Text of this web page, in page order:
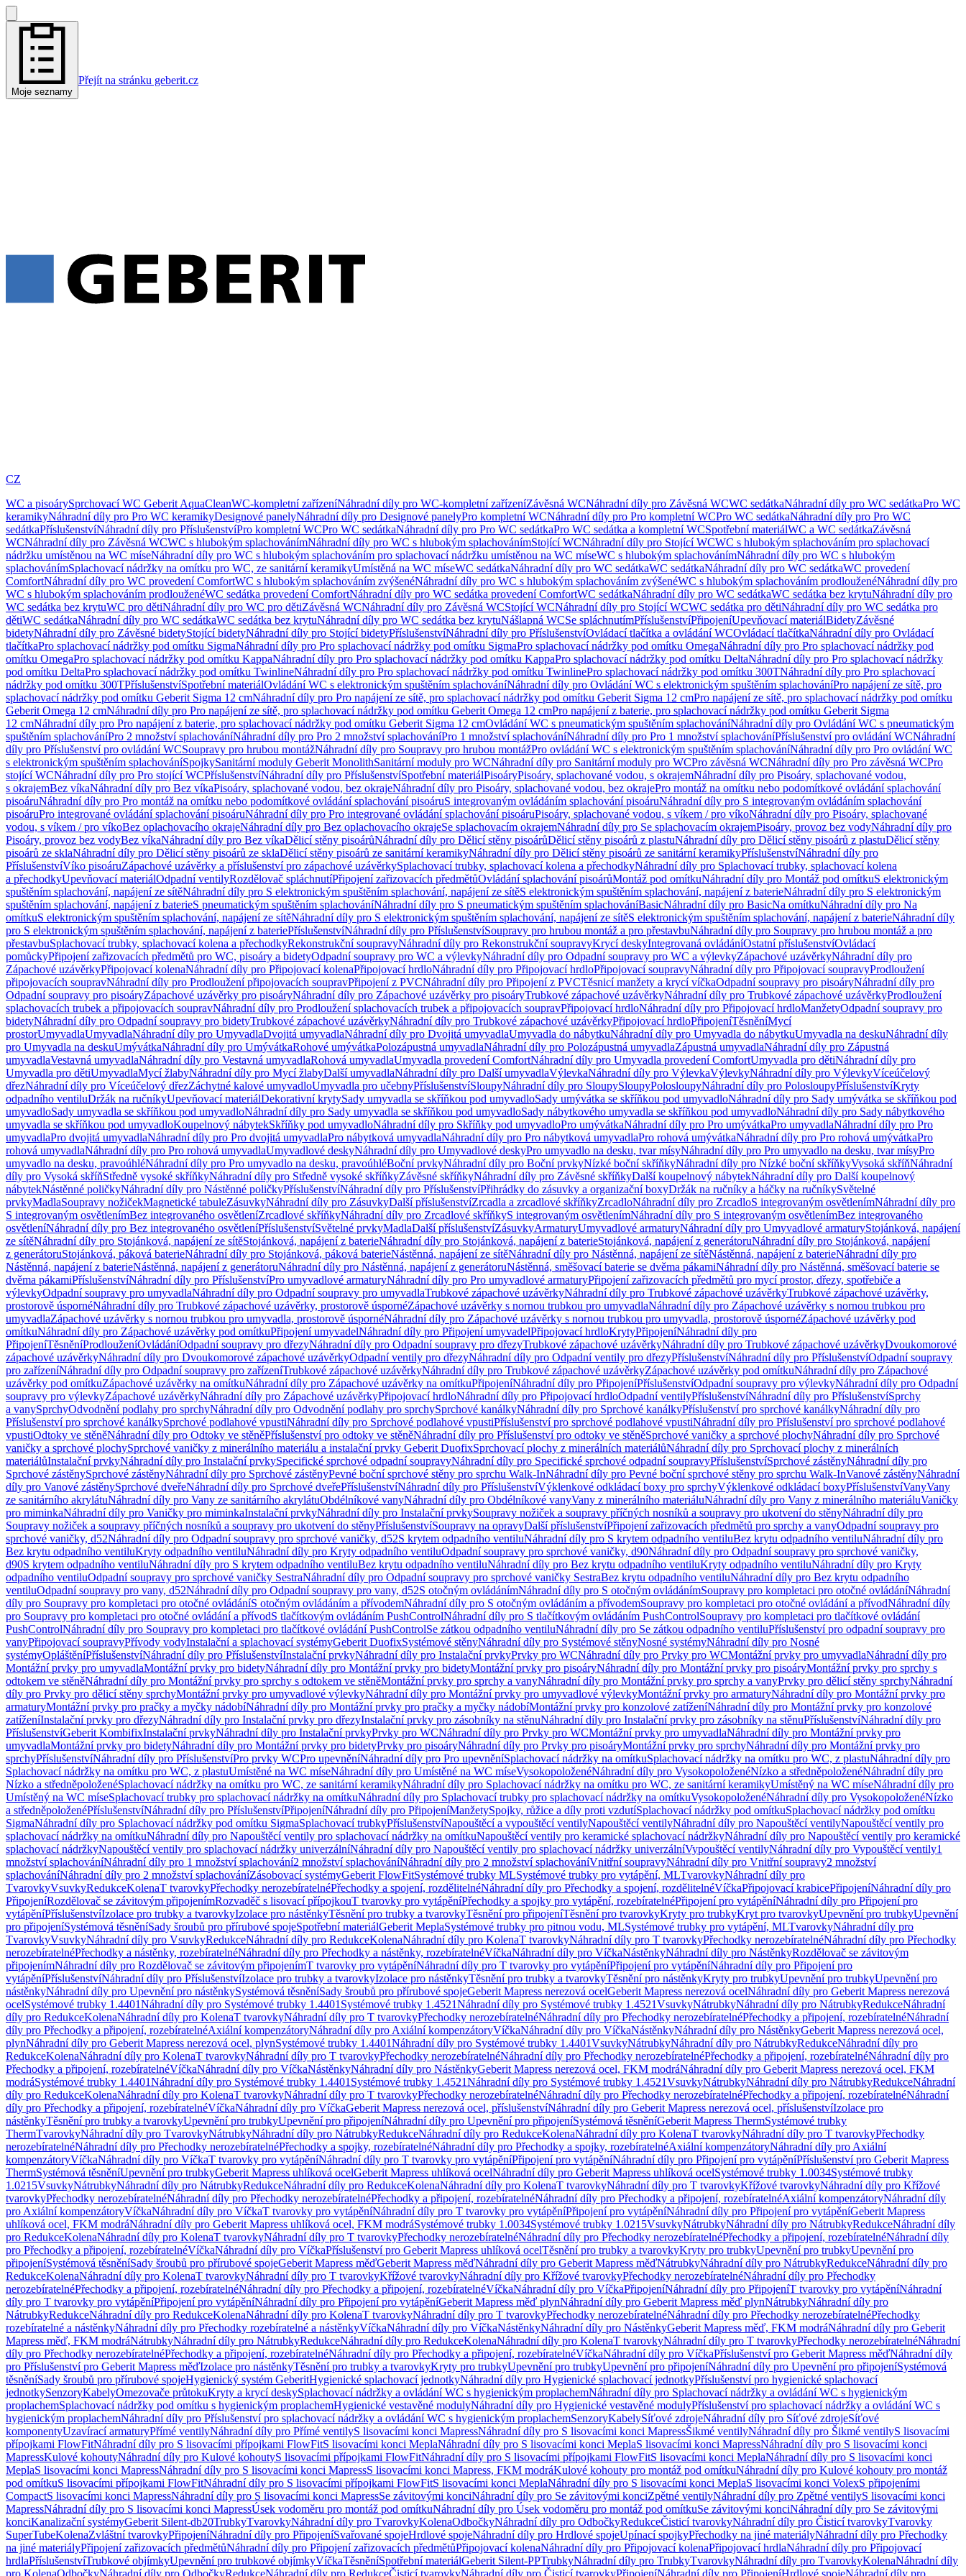
Moje seznamy
Přejít na stránku geberit.cz
CZ
WC a pisoárySprchovací WC Geberit AquaCleanWC-kompletní zařízeníNáhradní díly pro WC-kompletní zařízeníZávěsná WCNáhradní díly pro Závěsná WCWC sedátkaNáhradní díly pro WC sedátkaPro WC
keramikyNáhradní díly pro Pro WC keramikyDesignové panelyNáhradní díly pro Designové panelyPro kompletní WCNáhradní díly pro Pro kompletní WCPro WC sedátkaNáhradní díly pro Pro WC
sedátkaPříslušenstvíNáhradní díly pro PříslušenstvíPro kompletní WCPro WC sedátkaNáhradní díly pro Pro WC sedátkaPro WC sedátka a kompletní WCSpotřební materiálWC a WC sedátkaZávěsná
WCNáhradní díly pro Závěsná WCWC s hlubokým splachovánímNáhradní díly pro WC s hlubokým splachovánímStojící WCNáhradní díly pro Stojící WCWC s hlubokým splachováním pro splachovací
nádržku umístěnou na WC míseNáhradní díly pro WC s hlubokým splachováním pro splachovací nádržku umístěnou na WC míseWC s hlubokým splachovánímNáhradní díly pro WC s hlubokým
splachovánímSplachovací nádržky na omítku pro WC, ze sanitární keramikyUmístěná na WC míseWC sedátkaNáhradní díly pro WC sedátkaWC sedátkaNáhradní díly pro WC sedátkaWC provedení
ComfortNáhradní díly pro WC provedení ComfortWC s hlubokým splachováním zvýšenéNáhradní díly pro WC s hlubokým splachováním zvýšenéWC s hlubokým splachováním prodlouženéNáhradní díly pro
WC s hlubokým splachováním prodlouženéWC sedátka provedení ComfortNáhradní díly pro WC sedátka provedení ComfortWC sedátkaNáhradní díly pro WC sedátkaWC sedátka bez krytuNáhradní díly pro
WC sedátka bez krytuWC pro dětiNáhradní díly pro WC pro dětiZávěsná WCNáhradní díly pro Závěsná WCStojící WCNáhradní díly pro Stojící WCWC sedátka pro dětiNáhradní díly pro WC sedátka pro
dětiWC sedátkaNáhradní díly pro WC sedátkaWC sedátka bez krytuNáhradní díly pro WC sedátka bez krytuNášlapná WCSe spláchnutímPříslušenstvíPřipojeníUpevňovací materiálBidetyZávěsné
bidetyNáhradní díly pro Závěsné bidetyStojící bidetyNáhradní díly pro Stojící bidetyPříslušenstvíNáhradní díly pro PříslušenstvíOvládací tlačítka a ovládání WCOvládací tlačítkaNáhradní díly pro Ovládací
tlačítkaPro splachovací nádržky pod omítku SigmaNáhradní díly pro Pro splachovací nádržky pod omítku SigmaPro splachovací nádržky pod omítku OmegaNáhradní díly pro Pro splachovací nádržky pod
omítku OmegaPro splachovací nádržky pod omítku KappaNáhradní díly pro Pro splachovací nádržky pod omítku KappaPro splachovací nádržky pod omítku DeltaNáhradní díly pro Pro splachovací nádržky
pod omítku DeltaPro splachovací nádržky pod omítku TwinlineNáhradní díly pro Pro splachovací nádržky pod omítku TwinlinePro splachovací nádržky pod omítku 300TNáhradní díly pro Pro splachovací
nádržky pod omítku 300TPříslušenstvíSpotřební materiálOvládání WC s elektronickým spuštěním splachováníNáhradní díly pro Ovládání WC s elektronickým spuštěním splachováníPro napájení ze sítě, pro
splachovací nádržky pod omítku Geberit Sigma 12 cmNáhradní díly pro Pro napájení ze sítě, pro splachovací nádržky pod omítku Geberit Sigma 12 cmPro napájení ze sítě, pro splachovací nádržky pod omítku
Geberit Omega 12 cmNáhradní díly pro Pro napájení ze sítě, pro splachovací nádržky pod omítku Geberit Omega 12 cmPro napájení z baterie, pro splachovací nádržky pod omítku Geberit Sigma
12 cmNáhradní díly pro Pro napájení z baterie, pro splachovací nádržky pod omítku Geberit Sigma 12 cmOvládání WC s pneumatickým spuštěním splachováníNáhradní díly pro Ovládání WC s pneumatickým
spuštěním splachováníPro 2 množství splachováníNáhradní díly pro Pro 2 množství splachováníPro 1 množství splachováníNáhradní díly pro Pro 1 množství splachováníPříslušenství pro ovládání WCNáhradní
díly pro Příslušenství pro ovládání WCSoupravy pro hrubou montážNáhradní díly pro Soupravy pro hrubou montážPro ovládání WC s elektronickým spuštěním splachováníNáhradní díly pro Pro ovládání WC
s elektronickým spuštěním splachováníSpojkySanitární moduly Geberit MonolithSanitární moduly pro WCNáhradní díly pro Sanitární moduly pro WCPro závěsná WCNáhradní díly pro Pro závěsná WCPro
stojící WCNáhradní díly pro Pro stojící WCPříslušenstvíNáhradní díly pro PříslušenstvíSpotřební materiálPisoáryPisoáry, splachované vodou, s okrajemNáhradní díly pro Pisoáry, splachované vodou,
s okrajemBez víkaNáhradní díly pro Bez víkaPisoáry, splachované vodou, bez okrajeNáhradní díly pro Pisoáry, splachované vodou, bez okrajePro montáž na omítku nebo podomítkové ovládání splachování
pisoáruNáhradní díly pro Pro montáž na omítku nebo podomítkové ovládání splachování pisoáruS integrovaným ovládáním splachování pisoáruNáhradní díly pro S integrovaným ovládáním splachování
pisoáruPro integrované ovládání splachování pisoáruNáhradní díly pro Pro integrované ovládání splachování pisoáruPisoáry, splachované vodou, s víkem / pro víkoNáhradní díly pro Pisoáry, splachované
vodou, s víkem / pro víkoBez oplachovacího okrajeNáhradní díly pro Bez oplachovacího okrajeSe splachovacím okrajemNáhradní díly pro Se splachovacím okrajemPisoáry, provoz bez vodyNáhradní díly pro
Pisoáry, provoz bez vodyBez víkaNáhradní díly pro Bez víkaDělicí stěny pisoárůNáhradní díly pro Dělicí stěny pisoárůDělicí stěny pisoárů z plastuNáhradní díly pro Dělicí stěny pisoárů z plastuDělicí stěny
pisoárů ze sklaNáhradní díly pro Dělicí stěny pisoárů ze sklaDělicí stěny pisoárů ze sanitární keramikyNáhradní díly pro Dělicí stěny pisoárů ze sanitární keramikyPříslušenstvíNáhradní díly pro
PříslušenstvíVíko pisoáruZápachové uzávěrky a příslušenství pro zápachové uzávěrkySplachovací trubky, splachovací kolena a přechodkyNáhradní díly pro Splachovací trubky, splachovací kolena
a přechodkyUpevňovací materiálOdpadní ventilyRozdělovač spláchnutíPřipojení zařizovacích předmětůOvládání splachování pisoárůMontáž pod omítkuNáhradní díly pro Montáž pod omítkuS elektronickým
spuštěním splachování, napájení ze sítěNáhradní díly pro S elektronickým spuštěním splachování, napájení ze sítěS elektronickým spuštěním splachování, napájení z baterieNáhradní díly pro S elektronickým
spuštěním splachování, napájení z baterieS pneumatickým spuštěním splachováníNáhradní díly pro S pneumatickým spuštěním splachováníBasicNáhradní díly pro BasicNa omítkuNáhradní díly pro Na
omítkuS elektronickým spuštěním splachování, napájení ze sítěNáhradní díly pro S elektronickým spuštěním splachování, napájení ze sítěS elektronickým spuštěním splachování, napájení z baterieNáhradní díly
pro S elektronickým spuštěním splachování, napájení z bateriePříslušenstvíNáhradní díly pro PříslušenstvíSoupravy pro hrubou montáž a pro přestavbuNáhradní díly pro Soupravy pro hrubou montáž a pro
přestavbuSplachovací trubky, splachovací kolena a přechodkyRekonstrukční soupravyNáhradní díly pro Rekonstrukční soupravyKrycí deskyIntegrovaná ovládáníOstatní příslušenstvíOvládací
pomůckyPřipojení zařizovacích předmětů pro WC, pisoáry a bidetyOdpadní soupravy pro WC a výlevkyNáhradní díly pro Odpadní soupravy pro WC a výlevkyZápachové uzávěrkyNáhradní díly pro
Zápachové uzávěrkyPřipojovací kolenaNáhradní díly pro Připojovací kolenaPřipojovací hrdloNáhradní díly pro Připojovací hrdloPřipojovací soupravyNáhradní díly pro Připojovací soupravyProdloužení
připojovacích soupravNáhradní díly pro Prodloužení připojovacích soupravPřipojení z PVCNáhradní díly pro Připojení z PVCTěsnicí manžety a krycí víčkaOdpadní soupravy pro pisoáryNáhradní díly pro
Odpadní soupravy pro pisoáryZápachové uzávěrky pro pisoáryNáhradní díly pro Zápachové uzávěrky pro pisoáryTrubkové zápachové uzávěrkyNáhradní díly pro Trubkové zápachové uzávěrkyProdloužení
splachovacích trubek a připojovacích soupravNáhradní díly pro Prodloužení splachovacích trubek a připojovacích soupravPřipojovací hrdloNáhradní díly pro Připojovací hrdloManžetyOdpadní soupravy pro
bidetyNáhradní díly pro Odpadní soupravy pro bidetyTrubkové zápachové uzávěrkyNáhradní díly pro Trubkové zápachové uzávěrkyPřipojovací hrdloPřipojeníTěsněníMycí
prostorUmyvadlaUmyvadlaNáhradní díly pro UmyvadlaDvojitá umyvadlaNáhradní díly pro Dvojitá umyvadlaUmyvadla do nábytkuNáhradní díly pro Umyvadla do nábytkuUmyvadla na deskuNáhradní díly
pro Umyvadla na deskuUmývátkaNáhradní díly pro UmývátkaRohové umývátkaPolozápustná umyvadlaNáhradní díly pro Polozápustná umyvadlaZápustná umyvadlaNáhradní díly pro Zápustná
umyvadlaVestavná umyvadlaNáhradní díly pro Vestavná umyvadlaRohová umyvadlaUmyvadla provedení ComfortNáhradní díly pro Umyvadla provedení ComfortUmyvadla pro dětiNáhradní díly pro
Umyvadla pro dětiUmyvadlaMycí žlabyNáhradní díly pro Mycí žlabyDalší umyvadlaNáhradní díly pro Další umyvadlaVýlevkaNáhradní díly pro VýlevkaVýlevkyNáhradní díly pro VýlevkyVíceúčelový
dřezNáhradní díly pro Víceúčelový dřezZáchytné kalové umyvadloUmyvadla pro učebnyPříslušenstvíSloupyNáhradní díly pro SloupySloupyPolosloupyNáhradní díly pro PolosloupyPříslušenstvíKryty
odpadního ventiluDržák na ručníkyUpevňovací materiálDekorativní krytySady umyvadla se skříňkou pod umyvadloSady umývátka se skříňkou pod umyvadloNáhradní díly pro Sady umývátka se skříňkou pod
umyvadloSady umyvadla se skříňkou pod umyvadloNáhradní díly pro Sady umyvadla se skříňkou pod umyvadloSady nábytkového umyvadla se skříňkou pod umyvadloNáhradní díly pro Sady nábytkového
umyvadla se skříňkou pod umyvadloKoupelnový nábytekSkříňky pod umyvadloNáhradní díly pro Skříňky pod umyvadloPro umývátkaNáhradní díly pro Pro umývátkaPro umyvadlaNáhradní díly pro Pro
umyvadlaPro dvojitá umyvadlaNáhradní díly pro Pro dvojitá umyvadlaPro nábytková umyvadlaNáhradní díly pro Pro nábytková umyvadlaPro rohová umývátkaNáhradní díly pro Pro rohová umývátkaPro
rohová umyvadlaNáhradní díly pro Pro rohová umyvadlaUmyvadlové deskyNáhradní díly pro Umyvadlové deskyPro umyvadlo na desku, tvar mísyNáhradní díly pro Pro umyvadlo na desku, tvar mísyPro
umyvadlo na desku, pravoúhléNáhradní díly pro Pro umyvadlo na desku, pravoúhléBoční prvkyNáhradní díly pro Boční prvkyNízké boční skříňkyNáhradní díly pro Nízké boční skříňkyVysoká skříňNáhradní
díly pro Vysoká skříňStředně vysoké skříňkyNáhradní díly pro Středně vysoké skříňkyZávěsné skříňkyNáhradní díly pro Závěsné skříňkyDalší koupelnový nábytekNáhradní díly pro Další koupelnový
nábytekNástěnné poličkyNáhradní díly pro Nástěnné poličkyPříslušenstvíNáhradní díly pro PříslušenstvíPřihrádky do zásuvky a organizační boxyDržák na ručníky a háčky na ručníkySvětelné
prvkyMadlaSoupravy nožičekMagnetické tabuleZásuvkyNáhradní díly pro ZásuvkyDalší příslušenstvíZrcadla a zrcadlové skříňkyZrcadloNáhradní díly pro ZrcadloS integrovaným osvětlenímNáhradní díly pro
S integrovaným osvětlenímBez integrovaného osvětleníZrcadlové skříňkyNáhradní díly pro Zrcadlové skříňkyS integrovaným osvětlenímNáhradní díly pro S integrovaným osvětlenímBez integrovaného
osvětleníNáhradní díly pro Bez integrovaného osvětleníPříslušenstvíSvětelné prvkyMadlaDalší příslušenstvíZásuvkyArmaturyUmyvadlové armaturyNáhradní díly pro Umyvadlové armaturyStojánková, napájení
ze sítěNáhradní díly pro Stojánková, napájení ze sítěStojánková, napájení z baterieNáhradní díly pro Stojánková, napájení z baterieStojánková, napájení z generátoruNáhradní díly pro Stojánková, napájení
z generátoruStojánková, páková baterieNáhradní díly pro Stojánková, páková baterieNástěnná, napájení ze sítěNáhradní díly pro Nástěnná, napájení ze sítěNástěnná, napájení z baterieNáhradní díly pro
Nástěnná, napájení z baterieNástěnná, napájení z generátoruNáhradní díly pro Nástěnná, napájení z generátoruNástěnná, směšovací baterie se dvěma pákamiNáhradní díly pro Nástěnná, směšovací baterie se
dvěma pákamiPříslušenstvíNáhradní díly pro PříslušenstvíPro umyvadlové armaturyNáhradní díly pro Pro umyvadlové armaturyPřipojení zařizovacích předmětů pro mycí prostor, dřezy, spotřebiče a
výlevkyOdpadní soupravy pro umyvadlaNáhradní díly pro Odpadní soupravy pro umyvadlaTrubkové zápachové uzávěrkyNáhradní díly pro Trubkové zápachové uzávěrkyTrubkové zápachové uzávěrky,
prostorově úspornéNáhradní díly pro Trubkové zápachové uzávěrky, prostorově úspornéZápachové uzávěrky s nornou trubkou pro umyvadlaNáhradní díly pro Zápachové uzávěrky s nornou trubkou pro
umyvadlaZápachové uzávěrky s nornou trubkou pro umyvadla, prostorově úspornéNáhradní díly pro Zápachové uzávěrky s nornou trubkou pro umyvadla, prostorově úspornéZápachové uzávěrky pod
omítkuNáhradní díly pro Zápachové uzávěrky pod omítkuPřipojení umyvadelNáhradní díly pro Připojení umyvadelPřipojovací hrdloKrytyPřipojeníNáhradní díly pro
PřipojeníTěsněníProdlouženíOvládáníOdpadní soupravy pro dřezyNáhradní díly pro Odpadní soupravy pro dřezyTrubkové zápachové uzávěrkyNáhradní díly pro Trubkové zápachové uzávěrkyDvoukomorové
zápachové uzávěrkyNáhradní díly pro Dvoukomorové zápachové uzávěrkyOdpadní ventily pro dřezyNáhradní díly pro Odpadní ventily pro dřezyPříslušenstvíNáhradní díly pro PříslušenstvíOdpadní soupravy
pro zařízeníNáhradní díly pro Odpadní soupravy pro zařízeníTrubkové zápachové uzávěrkyNáhradní díly pro Trubkové zápachové uzávěrkyZápachové uzávěrky pod omítkuNáhradní díly pro Zápachové
uzávěrky pod omítkuZápachové uzávěrky na omítkuNáhradní díly pro Zápachové uzávěrky na omítkuPřipojeníNáhradní díly pro PřipojeníPříslušenstvíOdpadní soupravy pro výlevkyNáhradní díly pro Odpadní
soupravy pro výlevkyZápachové uzávěrkyNáhradní díly pro Zápachové uzávěrkyPřipojovací hrdloNáhradní díly pro Připojovací hrdloOdpadní ventilyPříslušenstvíNáhradní díly pro PříslušenstvíSprchy
a vanySprchyOdvodnění podlahy pro sprchyNáhradní díly pro Odvodnění podlahy pro sprchySprchové kanálkyNáhradní díly pro Sprchové kanálkyPříslušenství pro sprchové kanálkyNáhradní díly pro
Příslušenství pro sprchové kanálkySprchové podlahové vpustiNáhradní díly pro Sprchové podlahové vpustiPříslušenství pro sprchové podlahové vpustiNáhradní díly pro Příslušenství pro sprchové podlahové
vpustiOdtoky ve stěněNáhradní díly pro Odtoky ve stěněPříslušenství pro odtoky ve stěněNáhradní díly pro Příslušenství pro odtoky ve stěněSprchové vaničky a sprchové plochyNáhradní díly pro Sprchové
vaničky a sprchové plochySprchové vaničky z minerálního materiálu a instalační prvky Geberit DuofixSprchovací plochy z minerálních materiálůNáhradní díly pro Sprchovací plochy z minerálních
materiálůInstalační prvkyNáhradní díly pro Instalační prvkySpecifické sprchové odpadní soupravyNáhradní díly pro Specifické sprchové odpadní soupravyPříslušenstvíSprchové zástěnyNáhradní díly pro
Sprchové zástěnySprchové zástěnyNáhradní díly pro Sprchové zástěnyPevné boční sprchové stěny pro sprchu Walk-InNáhradní díly pro Pevné boční sprchové stěny pro sprchu Walk-InVanové zástěnyNáhradní
díly pro Vanové zástěnySprchové dveřeNáhradní díly pro Sprchové dveřePříslušenstvíNáhradní díly pro PříslušenstvíVýklenkové odkládací boxy pro sprchyVýklenkové odkládací boxyPříslušenstvíVanyVany
ze sanitárního akrylátuNáhradní díly pro Vany ze sanitárního akrylátuObdélníkové vanyNáhradní díly pro Obdélníkové vanyVany z minerálního materiáluNáhradní díly pro Vany z minerálního materiáluVaničky
pro miminkaNáhradní díly pro Vaničky pro miminkaInstalační prvkyNáhradní díly pro Instalační prvkySoupravy nožiček a soupravy příčných nosníků a soupravy pro ukotvení do stěnyNáhradní díly pro
Soupravy nožiček a soupravy příčných nosníků a soupravy pro ukotvení do stěnyPříslušenstvíSoupravy na opravyDalší příslušenstvíPřipojení zařizovacích předmětů pro sprchy a vanyOdpadní soupravy pro
sprchové vaničky, d52Náhradní díly pro Odpadní soupravy pro sprchové vaničky, d52S krytem odpadního ventiluNáhradní díly pro S krytem odpadního ventiluBez krytu odpadního ventiluNáhradní díly pro
Bez krytu odpadního ventiluKryty odpadního ventiluNáhradní díly pro Kryty odpadního ventiluOdpadní soupravy pro sprchové vaničky, d90Náhradní díly pro Odpadní soupravy pro sprchové vaničky,
d90S krytem odpadního ventiluNáhradní díly pro S krytem odpadního ventiluBez krytu odpadního ventiluNáhradní díly pro Bez krytu odpadního ventiluKryty odpadního ventiluNáhradní díly pro Kryty
odpadního ventiluOdpadní soupravy pro sprchové vaničky SestraNáhradní díly pro Odpadní soupravy pro sprchové vaničky SestraBez krytu odpadního ventiluNáhradní díly pro Bez krytu odpadního
ventiluOdpadní soupravy pro vany, d52Náhradní díly pro Odpadní soupravy pro vany, d52S otočným ovládánímNáhradní díly pro S otočným ovládánímSoupravy pro kompletaci pro otočné ovládáníNáhradní
díly pro Soupravy pro kompletaci pro otočné ovládáníS otočným ovládáním a přívodemNáhradní díly pro S otočným ovládáním a přívodemSoupravy pro kompletaci pro otočné ovládání a přívodNáhradní díly
pro Soupravy pro kompletaci pro otočné ovládání a přívodS tlačítkovým ovládáním PushControlNáhradní díly pro S tlačítkovým ovládáním PushControlSoupravy pro kompletaci pro tlačítkové ovládání
PushControlNáhradní díly pro Soupravy pro kompletaci pro tlačítkové ovládání PushControlSe zátkou odpadního ventiluNáhradní díly pro Se zátkou odpadního ventiluPříslušenství pro odpadní soupravy pro
vanyPřipojovací soupravyPřívody vodyInstalační a splachovací systémyGeberit DuofixSystémové stěnyNáhradní díly pro Systémové stěnyNosné systémyNáhradní díly pro Nosné
systémyOpláštěníPříslušenstvíNáhradní díly pro PříslušenstvíInstalační prvkyNáhradní díly pro Instalační prvkyPrvky pro WCNáhradní díly pro Prvky pro WCMontážní prvky pro umyvadlaNáhradní díly pro
Montážní prvky pro umyvadlaMontážní prvky pro bidetyNáhradní díly pro Montážní prvky pro bidetyMontážní prvky pro pisoáryNáhradní díly pro Montážní prvky pro pisoáryMontážní prvky pro sprchy s
odtokem ve stěněNáhradní díly pro Montážní prvky pro sprchy s odtokem ve stěněMontážní prvky pro sprchy a vanyNáhradní díly pro Montážní prvky pro sprchy a vanyPrvky pro dělicí stěny sprchyNáhradní
díly pro Prvky pro dělicí stěny sprchyMontážní prvky pro umyvadlové výlevkyNáhradní díly pro Montážní prvky pro umyvadlové výlevkyMontážní prvky pro armaturyNáhradní díly pro Montážní prvky pro
armaturyMontážní prvky pro pračky a myčky nádobíNáhradní díly pro Montážní prvky pro pračky a myčky nádobíMontážní prvky pro konzolové zatíženíNáhradní díly pro Montážní prvky pro konzolové
zatíženíInstalační prvky pro dřezyNáhradní díly pro Instalační prvky pro dřezyInstalační prvky pro zásobníky na stěnuNáhradní díly pro Instalační prvky pro zásobníky na stěnuPříslušenstvíNáhradní díly pro
PříslušenstvíGeberit KombifixInstalační prvkyNáhradní díly pro Instalační prvkyPrvky pro WCNáhradní díly pro Prvky pro WCMontážní prvky pro umyvadlaNáhradní díly pro Montážní prvky pro
umyvadlaMontážní prvky pro bidetyNáhradní díly pro Montážní prvky pro bidetyPrvky pro pisoáryNáhradní díly pro Prvky pro pisoáryMontážní prvky pro sprchyNáhradní díly pro Montážní prvky pro
sprchyPříslušenstvíNáhradní díly pro PříslušenstvíPro prvky WCPro upevněníNáhradní díly pro Pro upevněníSplachovací nádržky na omítkuSplachovací nádržky na omítku pro WC, z plastuNáhradní díly pro
Splachovací nádržky na omítku pro WC, z plastuUmístěné na WC míseNáhradní díly pro Umístěné na WC míseVysokopoloženéNáhradní díly pro VysokopoloženéNízko a středněpoloženéNáhradní díly pro
Nízko a středněpoloženéSplachovací nádržky na omítku pro WC, ze sanitární keramikyNáhradní díly pro Splachovací nádržky na omítku pro WC, ze sanitární keramikyUmístěný na WC míseNáhradní díly pro
Umístěný na WC míseSplachovací trubky pro splachovací nádržky na omítkuNáhradní díly pro Splachovací trubky pro splachovací nádržky na omítkuVysokopoloženéNáhradní díly pro VysokopoloženéNízko
a středněpoloženéPříslušenstvíNáhradní díly pro PříslušenstvíPřipojeníNáhradní díly pro PřipojeníManžetySpojky, růžice a díly proti vzdutíSplachovací nádržky pod omítkuSplachovací nádržky pod omítku
SigmaNáhradní díly pro Splachovací nádržky pod omítku SigmaSplachovací trubkyPříslušenstvíNapouštěcí a vypouštěcí ventilyNapouštěcí ventilyNáhradní díly pro Napouštěcí ventilyNapouštěcí ventily pro
splachovací nádržky na omítkuNáhradní díly pro Napouštěcí ventily pro splachovací nádržky na omítkuNapouštěcí ventily pro keramické splachovací nádržkyNáhradní díly pro Napouštěcí ventily pro keramické
splachovací nádržkyNapouštěcí ventily pro splachovací nádržky univerzálníNáhradní díly pro Napouštěcí ventily pro splachovací nádržky univerzálníVypouštěcí ventilyNáhradní díly pro Vypouštěcí ventily1
množství splachováníNáhradní díly pro 1 množství splachování2 množství splachováníNáhradní díly pro 2 množství splachováníVnitřní soupravyNáhradní díly pro Vnitřní soupravy2 množství
splachováníNáhradní díly pro 2 množství splachováníZásobovací systémyGeberit FlowFitSystémové trubky MLSystémové trubky pro vytápění, MLTvarovkyNáhradní díly pro
TvarovkyVsuvkyRedukceKolenaT tvarovkyPřechodky nerozebíratelnéPřechodky a spojení, rozdělitelnéNáhradní díly pro Přechodky a spojení, rozdělitelnéVíčkaPřipojovací krabicePřipojeníNáhradní díly pro
PřipojeníRozdělovač se závitovým připojenímRozvaděč s lisovací přípojkouT tvarovky pro vytápěníPřechodky a spojky pro vytápění, rozebíratelnéPřipojení pro vytápěníNáhradní díly pro Připojení pro
vytápěníPříslušenstvíIzolace pro trubky a tvarovkyIzolace pro nástěnkyTěsnění pro trubky a tvarovkyTěsnění pro připojeníTěsnění pro tvarovkyKryty pro trubkyKryt pro tvarovkyUpevnění pro trubkyUpevnění
pro připojeníSystémová těsněníSady šroubů pro přírubové spojeSpotřební materiálGeberit MeplaSystémové trubky pro pitnou vodu, MLSystémové trubky pro vytápění, MLTvarovkyNáhradní díly pro
TvarovkyVsuvkyNáhradní díly pro VsuvkyRedukceNáhradní díly pro RedukceKolenaNáhradní díly pro KolenaT tvarovkyNáhradní díly pro T tvarovkyPřechodky nerozebíratelnéNáhradní díly pro Přechodky
nerozebíratelnéPřechodky a nástěnky, rozebíratelnéNáhradní díly pro Přechodky a nástěnky, rozebíratelnéVíčkaNáhradní díly pro VíčkaNástěnkyNáhradní díly pro NástěnkyRozdělovač se závitovým
připojenímNáhradní díly pro Rozdělovač se závitovým připojenímT tvarovky pro vytápěníNáhradní díly pro T tvarovky pro vytápěníPřipojení pro vytápěníNáhradní díly pro Připojení pro
vytápěníPříslušenstvíNáhradní díly pro PříslušenstvíIzolace pro trubky a tvarovkyIzolace pro nástěnkyTěsnění pro trubky a tvarovkyTěsnění pro nástěnkyKryty pro trubkyUpevnění pro trubkyUpevnění pro
nástěnkyNáhradní díly pro Upevnění pro nástěnkySystémová těsněníSady šroubů pro přírubové spojeGeberit Mapress nerezová ocelGeberit Mapress nerezová ocelNáhradní díly pro Geberit Mapress nerezová
ocelSystémové trubky 1.4401Náhradní díly pro Systémové trubky 1.4401 Systémové trubky 1.4521Náhradní díly pro Systémové trubky 1.4521VsuvkyNátrubkyNáhradní díly pro NátrubkyRedukceNáhradní
díly pro RedukceKolenaNáhradní díly pro KolenaT tvarovkyNáhradní díly pro T tvarovkyPřechodky nerozebíratelnéNáhradní díly pro Přechodky nerozebíratelnéPřechodky a připojení, rozebíratelnéNáhradní
díly pro Přechodky a připojení, rozebíratelnéAxiální kompenzátoryNáhradní díly pro Axiální kompenzátoryVíčkaNáhradní díly pro VíčkaNástěnkyNáhradní díly pro NástěnkyGeberit Mapress nerezová ocel,
plynNáhradní díly pro Geberit Mapress nerezová ocel, plynSystémové trubky 1.4401Náhradní díly pro Systémové trubky 1.4401VsuvkyNátrubkyNáhradní díly pro NátrubkyRedukceNáhradní díly pro
RedukceKolenaNáhradní díly pro KolenaT tvarovkyNáhradní díly pro T tvarovkyPřechodky nerozebíratelnéNáhradní díly pro Přechodky nerozebíratelnéPřechodky a připojení, rozebíratelnéNáhradní díly pro
Přechodky a připojení, rozebíratelnéVíčkaNáhradní díly pro VíčkaNástěnkyNáhradní díly pro NástěnkyGeberit Mapress nerezová ocel, FKM modráNáhradní díly pro Geberit Mapress nerezová ocel, FKM
modráSystémové trubky 1.4401Náhradní díly pro Systémové trubky 1.4401 Systémové trubky 1.4521Náhradní díly pro Systémové trubky 1.4521VsuvkyNátrubkyNáhradní díly pro NátrubkyRedukceNáhradní
díly pro RedukceKolenaNáhradní díly pro KolenaT tvarovkyNáhradní díly pro T tvarovkyPřechodky nerozebíratelnéNáhradní díly pro Přechodky nerozebíratelnéPřechodky a připojení, rozebíratelnéNáhradní
díly pro Přechodky a připojení, rozebíratelnéVíčkaNáhradní díly pro VíčkaGeberit Mapress nerezová ocel, příslušenstvíNáhradní díly pro Geberit Mapress nerezová ocel, příslušenstvíIzolace pro
nástěnkyTěsnění pro trubky a tvarovkyUpevnění pro trubkyUpevnění pro připojeníNáhradní díly pro Upevnění pro připojeníSystémová těsněníGeberit Mapress ThermSystémové trubky
ThermTvarovkyNáhradní díly pro TvarovkyNátrubkyNáhradní díly pro NátrubkyRedukceNáhradní díly pro RedukceKolenaNáhradní díly pro KolenaT tvarovkyNáhradní díly pro T tvarovkyPřechodky
nerozebíratelnéNáhradní díly pro Přechodky nerozebíratelnéPřechodky a spojky, rozebíratelnéNáhradní díly pro Přechodky a spojky, rozebíratelnéAxiální kompenzátoryNáhradní díly pro Axiální
kompenzátoryVíčkaNáhradní díly pro VíčkaT tvarovky pro vytápěníNáhradní díly pro T tvarovky pro vytápěníPřipojení pro vytápěníNáhradní díly pro Připojení pro vytápěníPříslušenství pro Geberit Mapress
ThermSystémová těsněníUpevnění pro trubkyGeberit Mapress uhlíková ocelGeberit Mapress uhlíková ocelNáhradní díly pro Geberit Mapress uhlíková ocelSystémové trubky 1.0034Systémové trubky
1.0215VsuvkyNátrubkyNáhradní díly pro NátrubkyRedukceNáhradní díly pro RedukceKolenaNáhradní díly pro KolenaT tvarovkyNáhradní díly pro T tvarovkyKřížové tvarovkyNáhradní díly pro Křížové
tvarovkyPřechodky nerozebíratelnéNáhradní díly pro Přechodky nerozebíratelnéPřechodky a připojení, rozebíratelnéNáhradní díly pro Přechodky a připojení, rozebíratelnéAxiální kompenzátoryNáhradní díly
pro Axiální kompenzátoryVíčkaNáhradní díly pro VíčkaT tvarovky pro vytápěníNáhradní díly pro T tvarovky pro vytápěníPřipojení pro vytápěníNáhradní díly pro Připojení pro vytápěníGeberit Mapress
uhlíková ocel, FKM modráNáhradní díly pro Geberit Mapress uhlíková ocel, FKM modráSystémové trubky 1.0034Systémové trubky 1.0215VsuvkyNátrubkyNáhradní díly pro NátrubkyRedukceNáhradní díly
pro RedukceKolenaNáhradní díly pro KolenaT tvarovkyNáhradní díly pro T tvarovkyPřechodky nerozebíratelnéNáhradní díly pro Přechodky nerozebíratelnéPřechodky a připojení, rozebíratelnéNáhradní díly
pro Přechodky a připojení, rozebíratelnéVíčkaNáhradní díly pro VíčkaPříslušenství pro Geberit Mapress uhlíková ocelTěsnění pro trubky a tvarovkyKryty pro trubkyUpevnění pro trubkyUpevnění pro
připojeníSystémová těsněníSady šroubů pro přírubové spojeGeberit Mapress měďGeberit Mapress měďNáhradní díly pro Geberit Mapress měďNátrubkyNáhradní díly pro NátrubkyRedukceNáhradní díly pro
RedukceKolenaNáhradní díly pro KolenaT tvarovkyNáhradní díly pro T tvarovkyKřížové tvarovkyNáhradní díly pro Křížové tvarovkyPřechodky nerozebíratelnéNáhradní díly pro Přechodky
nerozebíratelnéPřechodky a připojení, rozebíratelnéNáhradní díly pro Přechodky a připojení, rozebíratelnéVíčkaNáhradní díly pro VíčkaPřipojeníNáhradní díly pro PřipojeníT tvarovky pro vytápěníNáhradní
díly pro T tvarovky pro vytápěníPřipojení pro vytápěníNáhradní díly pro Připojení pro vytápěníGeberit Mapress měď plynNáhradní díly pro Geberit Mapress měď plynNátrubkyNáhradní díly pro
NátrubkyRedukceNáhradní díly pro RedukceKolenaNáhradní díly pro KolenaT tvarovkyNáhradní díly pro T tvarovkyPřechodky nerozebíratelnéNáhradní díly pro Přechodky nerozebíratelnéPřechodky
rozebíratelné a nástěnkyNáhradní díly pro Přechodky rozebíratelné a nástěnkyVíčkaNáhradní díly pro VíčkaNástěnkyNáhradní díly pro NástěnkyGeberit Mapress měď, FKM modráNáhradní díly pro Geberit
Mapress měď, FKM modráNátrubkyNáhradní díly pro NátrubkyRedukceNáhradní díly pro RedukceKolenaNáhradní díly pro KolenaT tvarovkyNáhradní díly pro T tvarovkyPřechodky nerozebíratelnéNáhradní
díly pro Přechodky nerozebíratelnéPřechodky a připojení, rozebíratelnéNáhradní díly pro Přechodky a připojení, rozebíratelnéVíčkaNáhradní díly pro VíčkaPříslušenství pro Geberit Mapress měďNáhradní díly
pro Příslušenství pro Geberit Mapress měďIzolace pro nástěnkyTěsnění pro trubky a tvarovkyKryty pro trubkyUpevnění pro trubkyUpevnění pro připojeníNáhradní díly pro Upevnění pro připojeníSystémová
těsněníSady šroubů pro přírubové spojeHygienický systém GeberitHygienické splachovací jednotkyNáhradní díly pro Hygienické splachovací jednotkyPříslušenství pro hygienické splachovací
jednotkySenzoryKabelyOmezovače průtokuKryty a krycí deskySplachovací nádržky a ovládání WC s hygienickým proplachemNáhradní díly pro Splachovací nádržky a ovládání WC s hygienickým
proplachemSplachovací nádržky pod omítku s hygienickým proplachemHygienické vestavěné modulyNáhradní díly pro Hygienické vestavěné modulyPříslušenství pro splachovací nádržky a ovládání WC s
hygienickým proplachemNáhradní díly pro Příslušenství pro splachovací nádržky a ovládání WC s hygienickým proplachemSenzoryKabelySíťové zdrojeNáhradní díly pro Síťové zdrojeSíťové
komponentyUzavírací armaturyPřímé ventilyNáhradní díly pro Přímé ventilyS lisovacími konci MapressNáhradní díly pro S lisovacími konci MapressŠikmé ventilyNáhradní díly pro Šikmé ventilyS lisovacími
přípojkami FlowFitNáhradní díly pro S lisovacími přípojkami FlowFitS lisovacími konci MeplaNáhradní díly pro S lisovacími konci MeplaS lisovacími konci MapressNáhradní díly pro S lisovacími konci
MapressKulové kohoutyNáhradní díly pro Kulové kohoutyS lisovacími přípojkami FlowFitNáhradní díly pro S lisovacími přípojkami FlowFitS lisovacími konci MeplaNáhradní díly pro S lisovacími konci
MeplaS lisovacími konci MapressNáhradní díly pro S lisovacími konci MapressS lisovacími konci Mapress, FKM modráKulové kohouty pro montáž pod omítkuNáhradní díly pro Kulové kohouty pro montáž
pod omítkuS lisovacími přípojkami FlowFitNáhradní díly pro S lisovacími přípojkami FlowFitS lisovacími konci MeplaNáhradní díly pro S lisovacími konci MeplaS lisovacími konci VolexS připojeními
CompactS lisovacími konci MapressNáhradní díly pro S lisovacími konci MapressSe závitovými konciNáhradní díly pro Se závitovými konciZpětné ventilyNáhradní díly pro Zpětné ventilyS lisovacími konci
MapressNáhradní díly pro S lisovacími konci MapressÚsek vodoměru pro montáž pod omítkuNáhradní díly pro Úsek vodoměru pro montáž pod omítkuSe závitovými konciNáhradní díly pro Se závitovými
konciKanalizační systémyGeberit Silent-db20TrubkyTvarovkyNáhradní díly pro TvarovkyKolenaOdbočkyNáhradní díly pro OdbočkyRedukceČisticí tvarovkyNáhradní díly pro Čisticí tvarovkyTvarovky
SuperTubeKolenaZvláštní tvarovkyPřipojeníNáhradní díly pro PřipojeníSvařované spojeHrdlové spojeNáhradní díly pro Hrdlové spojeUpínací spojkyPřechodky na jiné materiályNáhradní díly pro Přechodky
na jiné materiályPřipojení zařizovacích předmětůNáhradní díly pro Připojení zařizovacích předmětůPřipojovací kolenaNáhradní díly pro Připojovací kolenaPřipojovací hrdlaNáhradní díly pro Připojovací
hrdlaPříslušenstvíTrubkové objímkyUpevnění pro trubkové objímkyVíčkaTěsněníSpotřební materiálGeberit Silent-PPTrubkyNáhradní díly pro TrubkyTvarovkyNáhradní díly pro TvarovkyKolenaNáhradní díly
pro KolenaOdbočkyNáhradní díly pro OdbočkyRedukceNáhradní díly pro RedukceČisticí tvarovkyNáhradní díly pro Čisticí tvarovkyPřipojeníNáhradní díly pro PřipojeníHrdlové spojeNáhradní díly pro